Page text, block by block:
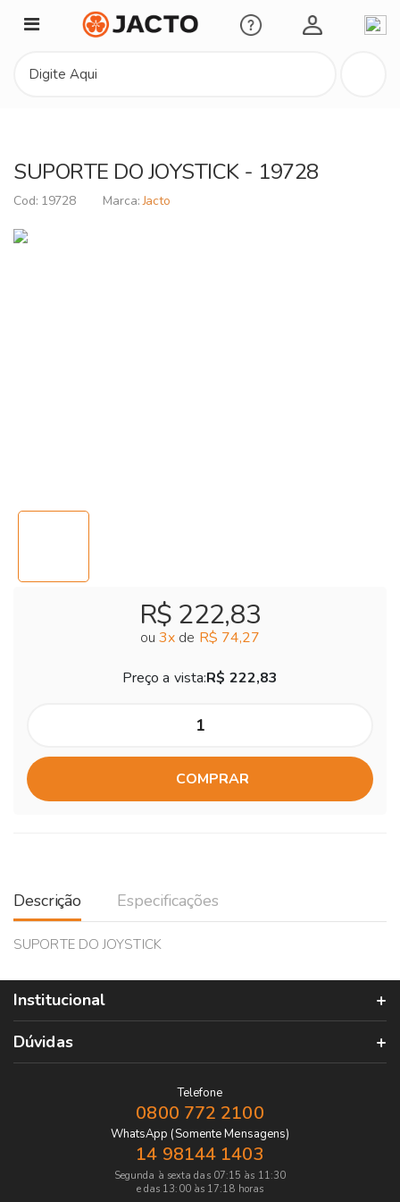
Minha Conta
SUPORTE DO JOYSTICK - 19728
19728 Jacto
R$ 222,83
ou 3x de R$ 74,27
Preço a vista:R$ 222,83
COMPRAR
Descrição Especificações
SUPORTE DO JOYSTICK
Institucional
Dúvidas
Telefone
0800 772 2100
WhatsApp (Somente Mensagens)
14 98144 1403
Segunda à sexta das 07:15 às 11:30
e das 13:00 às 17:18 horas